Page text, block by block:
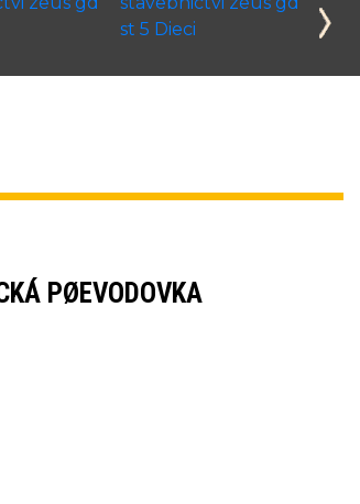
PØEVODOVKA